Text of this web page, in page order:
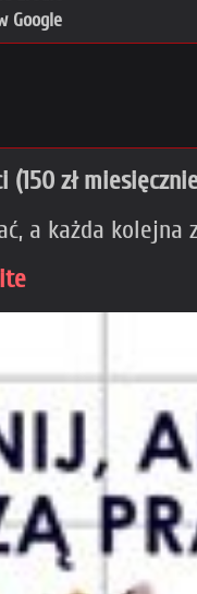
Google
(150 zł
a każda kolejna